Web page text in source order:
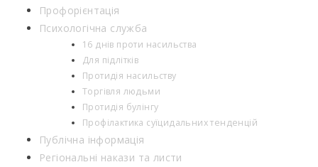
Профорієнтація
Психологічна служба
16 днів проти насильства
Для підлітків
Протидія насильству
Торгівля людьми
Протидія булінгу
Профілактика суїцидальних тенденцій
Публічна інформація
Регіональні накази та листи